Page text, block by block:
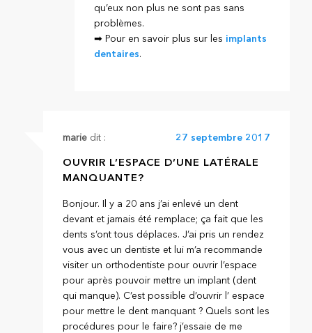
qu’eux non plus ne sont pas sans
problèmes.
➡ Pour en savoir plus sur les implants
dentaires.
marie dit : 27 septembre 2017
OUVRIR L’ESPACE D’UNE LATÉRALE
MANQUANTE?
Bonjour. Il y a 20 ans j’ai enlevé un dent
devant et jamais été remplace; ça fait que les
dents s’ont tous déplaces. J’ai pris un rendez
vous avec un dentiste et lui m’a recommande
visiter un orthodentiste pour ouvrir l’espace
pour après pouvoir mettre un implant (dent
qui manque). C’est possible d’ouvrir l’ espace
pour mettre le dent manquant ? Quels sont les
procédures pour le faire? j’essaie de me